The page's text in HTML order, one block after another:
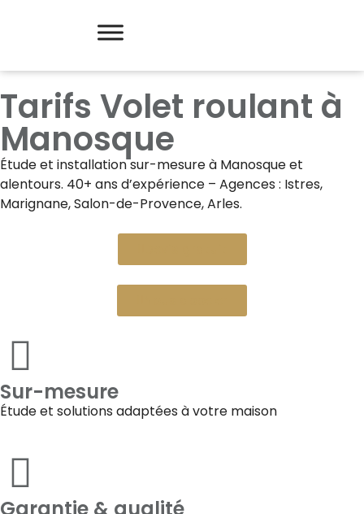
Tarifs Volet roulant à
Manosque
Étude et installation sur-mesure à Manosqueet
alentours. 40+ ans d’expérience – Agences : Istres,
Marignane, Salon-de-Provence, Arles.
Sur-mesure
Étude et solutions adaptées à votre maison
Garantie & qualité